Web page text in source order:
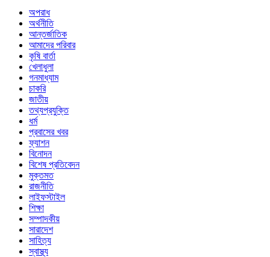
অপরাধ
অর্থনীতি
আন্তর্জাতিক
আমাদের পরিবার
কৃষি বার্তা
খেলাধুলা
গনমাধ্যাম
চাকরি
জাতীয়
তথ্যপ্রযুক্তি
ধর্ম
প্রবাসের খবর
ফ্যাশন
বিনোদন
বিশেষ প্রতিবেদন
মুক্তমত
রাজনীতি
লাইফস্টাইল
শিক্ষা
সম্পাদকীয়
সারাদেশ
সাহিত্য
স্বাস্থ্য